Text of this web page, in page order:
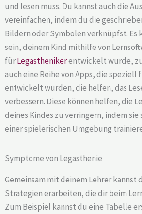
und lesen muss. Du kannst auch die
vereinfachen, indem du die
Bildern oder Symbolen verknüpfst. Es
sein, deinem Kind mithilfe von
fürLegasthenikerentwickelt wurde,
auch eine Reihe von Apps, die speziell
entwickelt wurden, die helfen, das
verbessern. Diese können helfen, die
deines Kindes zu verringern, indem
einer spielerischen Umgebung
Symptome von Legasthenie
Gemeinsam mit deinem Lehrer kannst
Strategien erarbeiten, die dir beim
Zum Beispiel kannst du eine Tabelle